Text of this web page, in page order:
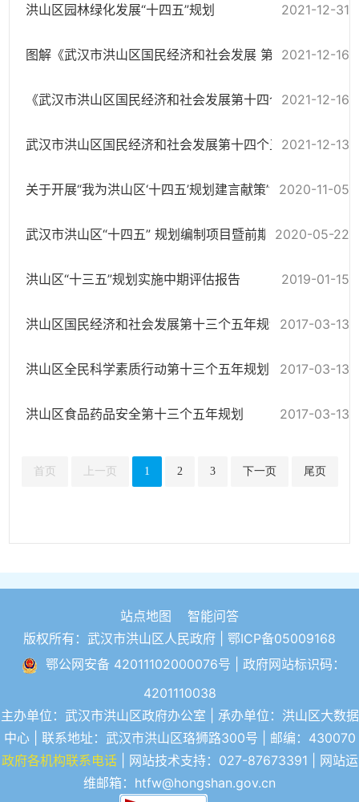
洪山区园林绿化发展“十四五”规划 2021-12-31
图解《武汉市洪山区国民经济和社会发展 第十四个五年规划和二〇三五年 ...
2021-12-16
《武汉市洪山区国民经济和社会发展第十四个五年规划和二〇三五年远景目...
2021-12-16
武汉市洪山区国民经济和社会发展第十四个五年规划和二〇三五年远景目标纲要
2021-12-13
关于开展“我为洪山区‘十四五’规划建言献策”活动的公告
2020-11-05
武汉市洪山区“十四五” 规划编制项目暨前期重大课题研究
2020-05-22
洪山区“十三五”规划实施中期评估报告 2019-01-15
洪山区国民经济和社会发展第十三个五年规划纲要2017-03-13
洪山区全民科学素质行动第十三个五年规划 2017-03-13
洪山区食品药品安全第十三个五年规划 2017-03-13
首页 上一页 1 2 3 下一页 尾页
站点地图
智能问答
版权所有：武汉市洪山区人民政府 | 鄂ICP备05009168
鄂公网安备 42011102000076号 | 政府网站标识码：
4201110038
主办单位：武汉市洪山区政府办公室 | 承办单位：洪山区大数据
中心 | 联系地址：武汉市洪山区珞狮路300号 | 邮编：430070
政府各机构联系电话| 网站技术支持：027-87673391 | 网站运
维邮箱：htfw@hongshan.gov.cn